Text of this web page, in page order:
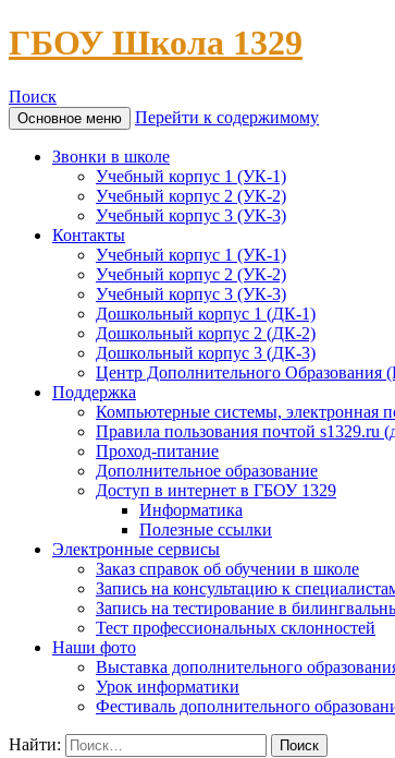
ГБОУ Школа 1329
Поиск
Основное меню Перейти к содержимому
Звонки в школе
Учебный корпус 1 (УК-1)
Учебный корпус 2 (УК-2)
Учебный корпус 3 (УК-3)
Контакты
Учебный корпус 1 (УК-1)
Учебный корпус 2 (УК-2)
Учебный корпус 3 (УК-3)
Дошкольный корпус 1 (ДК-1)
Дошкольный корпус 2 (ДК-2)
Дошкольный корпус 3 (ДК-3)
Центр Дополнительного
Поддержка
Компьютерные системы, электронная
Правила пользования почтой s1329.ru
Проход-питание
Дополнительное образование
Доступ в интернет в ГБОУ 1329
Информатика
Полезные ссылки
Электронные сервисы
Заказ справок об обучении в школе
Запись на консультацию к
Запись на тестирование в
Тест профессиональных склонностей
Наши фото
Выставка дополнительного
Урок информатики
Фестиваль дополнительного
Найти: